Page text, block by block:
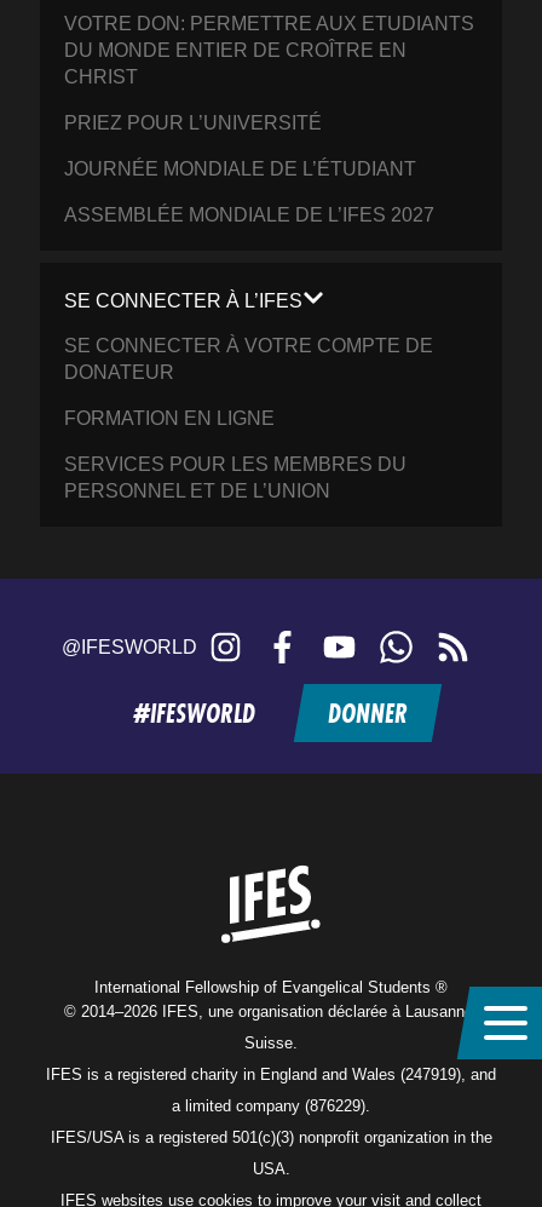
VOTRE DON: PERMETTRE AUX ETUDIANTS
DU MONDE ENTIER DE CROÎTRE EN
CHRIST
PRIEZ POUR L’UNIVERSITÉ
JOURNÉE MONDIALE DE L’ÉTUDIANT
ASSEMBLÉE MONDIALE DE L’IFES 2027
SE CONNECTER À L’IFES
SE CONNECTER À VOTRE COMPTE DE
DONATEUR
FORMATION EN LIGNE
SERVICES POUR LES MEMBRES DU
PERSONNEL ET DE L’UNION
@IFESWORLD Instagram FacebookYouTubeWhatsApp
feed
#IFESWORLD DONNER
International Fellowship of Evangelical Students ®
© 2014–2026 IFES, une organisation déclarée à Lausanne,
Suisse.
IFES is a registered charity in England and Wales (247919), and
a limited company (876229).
IFES/USA is a registered 501(c)(3) nonprofit organization in the
USA.
IFES websites use cookies to improve your visit and collect